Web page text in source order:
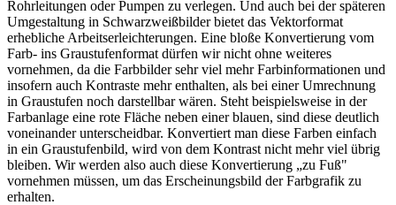
Rohrleitungen oder Pumpen zu verlegen. Und auch bei der späteren
Umgestaltung in Schwarzweißbilder bietet das Vektorformat
erhebliche Arbeitserleichterungen. Eine bloße Konvertierung vom
Farb- ins Graustufenformat dürfen wir nicht ohne weiteres
vornehmen, da die Farbbilder sehr viel mehr Farbinformationen und
insofern auch Kontraste mehr enthalten, als bei einer Umrechnung
in Graustufen noch darstellbar wären. Steht beispielsweise in der
Farbanlage eine rote Fläche neben einer blauen, sind diese deutlich
voneinander unterscheidbar. Konvertiert man diese Farben einfach
in ein Graustufenbild, wird von dem Kontrast nicht mehr viel übrig
bleiben. Wir werden also auch diese Konvertierung „zu Fuß"
vornehmen müssen, um das Erscheinungsbild der Farbgrafik zu
erhalten.